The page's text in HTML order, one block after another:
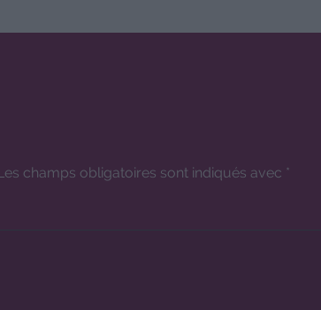
champs obligatoires sont indiqués avec *